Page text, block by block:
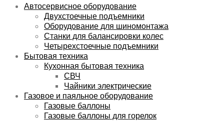
Автосервисное оборудование
Двухстоечные подъемники
Оборудование для шиномонтажа
Станки для балансировки колес
Четырехстоечные подъемники
Бытовая техника
Кухонная бытовая техника
СВЧ
Чайники электрические
Газовое и паяльное оборудование
Газовые баллоны
Газовые баллоны для горелок